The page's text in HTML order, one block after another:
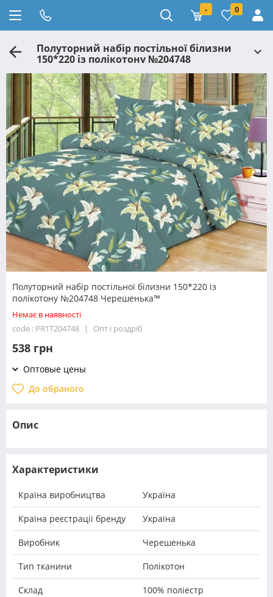
- 0
Полуторний набір постільної білизни
150*220 із полікотону №204748
Черешенька™
Полуторний набір постільної білизни 150*220 із
полікотону №204748 Черешенька™
Немає в наявності
code : PR1T204748
Опт і роздріб
538 грн
Оптовые цены
До обраного
Опис
Характеристики
Країна виробництва Україна
Країна реєстрації бренду Україна
Виробник Черешенька
Тип тканини Полікотон
Склад 100% поліестр